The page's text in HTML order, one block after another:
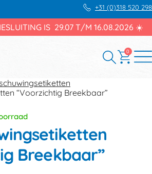
+31 (0)318 520 298
IS 29.07 T/M 16.08.2026 ☀️
0
“Voorzichtig Breekbaar”
Breekbaar”